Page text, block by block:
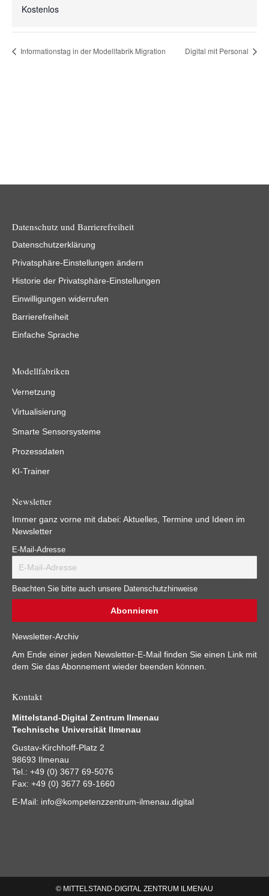
Kostenlos
Informationstag in der Modellfabrik Migration Digital mit Personal
Datenschutz und Barrierefreiheit
Datenschutzerklärung
Privatsphäre-Einstellungen ändern
Historie der Privatsphäre-Einstellungen
Einwilligungen widerrufen
Barrierefreiheit
Einfache Sprache
Modellfabriken
Vernetzung
Virtualisierung
Smarte Sensorsysteme
Prozessdaten
KI-Trainer
Newsletter
Immer ganz vorne mit dabei: Aktuelles, Termine und Ideen im
Newsletter
E-Mail-Adresse
Beachten Sie bitte auch unsere Datenschutzhinweise
Newsletter-Archiv
Am Ende einer jeden Newsletter-E-Mail finden Sie einen Link mit
dem Sie das Abonnement wieder beenden können.
Kontakt
Mittelstand-Digital Zentrum Ilmenau
Technische Universität Ilmenau
Gustav-Kirchhoff-Platz 2
98693 Ilmenau
Tel.: +49 (0) 3677 69-5076
Fax: +49 (0) 3677 69-1660
E-Mail: info@kompetenzzentrum-ilmenau.digital
© MITTELSTAND-DIGITAL ZENTRUM ILMENAU